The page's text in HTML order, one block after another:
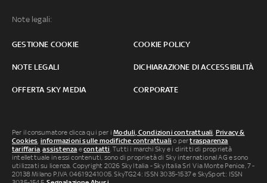
Note legali:
GESTIONE COOKIE COOKIE POLICY
NOTE LEGALI DICHIARAZIONE DI ACCESSIBILITÀ
OFFERTA SKY MEDIA CORPORATE
Per il consumatore clicca qui per iModuli, Condizioni contrattuali, Privacy &
Cookies, informazioni sulle modifiche contrattuali o pertrasparenza
tariffaria,assistenza econtatti. Tutti i marchi Sky e i diritti di proprietà
intellettuale in essi contenuti, sono di proprietà di Sky international AG e sono
utilizzati su licenza. Copyright 2026 Sky Italia - Sky Italia Srl Via Monte Penice, 7 -
20138 Milano P.IVA 04619241005. SkyTG24: ISSN 3035-1537 e SkySport: ISSN